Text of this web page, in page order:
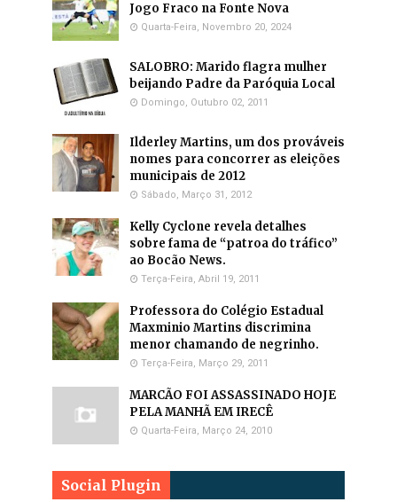
Jogo Fraco na Fonte Nova
Quarta-Feira, Novembro 20, 2024
SALOBRO: Marido flagra mulher
beijando Padre da Paróquia Local
Domingo, Outubro 02, 2011
Ilderley Martins, um dos prováveis
nomes para concorrer as eleições
municipais de 2012
Sábado, Março 31, 2012
Kelly Cyclone revela detalhes
sobre fama de “patroa do tráfico”
ao Bocão News.
Terça-Feira, Abril 19, 2011
Professora do Colégio Estadual
Maxminio Martins discrimina
menor chamando de negrinho.
Terça-Feira, Março 29, 2011
MARCÃO FOI ASSASSINADO HOJE
PELA MANHÃ EM IRECÊ
Quarta-Feira, Março 24, 2010
Social Plugin